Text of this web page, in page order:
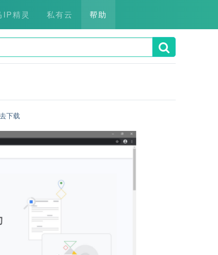
IP精灵 私有云 帮助
下载